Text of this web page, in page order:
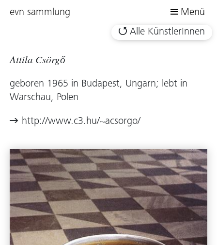
evn sammlung
Menü
Alle KünstlerInnen
Attila Csörgő
geboren 1965 in Budapest, Ungarn; lebt in
Warschau, Polen
http://www.c3.hu/~acsorgo/